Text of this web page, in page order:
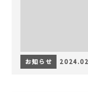
お知らせ